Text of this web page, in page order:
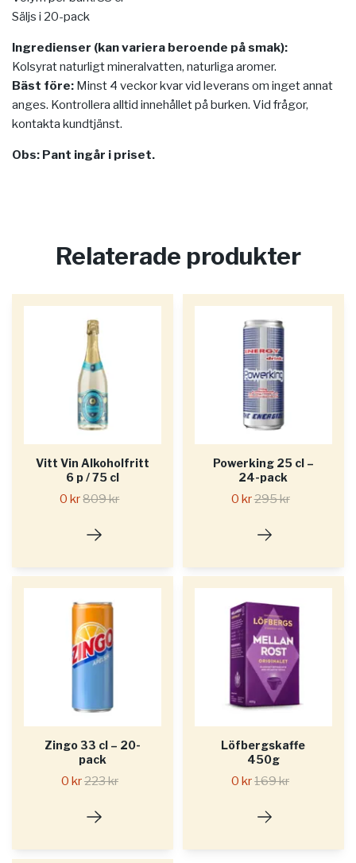
Säljs i 20-pack
Ingredienser (kan variera beroende på smak):
Kolsyrat naturligt mineralvatten, naturliga aromer.
Bäst före: Minst 4 veckor kvar vid leverans om inget annat
anges. Kontrollera alltid innehållet på burken. Vid frågor,
kontakta kundtjänst.
Obs: Pant ingår i priset.
Relaterade produkter
Vitt Vin Alkoholfritt
6 p / 75 cl
0 kr809 kr
Powerking 25 cl –
24-pack
0 kr295 kr
Zingo 33 cl – 20-
pack
0 kr223 kr
Löfbergskaffe
450g
0 kr169 kr